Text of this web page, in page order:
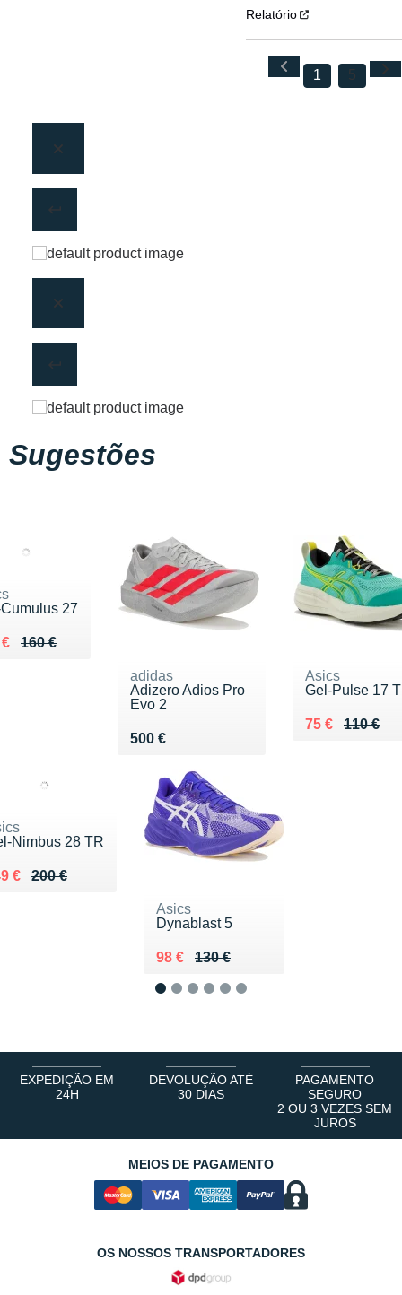
Relatório
1 5
Sugestões
27
160 €
de 160 €
109 €
adidas
Adizero Adios Pro
Evo 2
500 €
Vendu 500 €
Asics
Gel-Pulse 17
110 €
Au lieu de 110
75 €
Vendu 75 €
Nimbus 28 TR
200 €
lieu de 200 €
€ 149 €
Asics
Dynablast 5
130 €
Au lieu de 130 €
98 €
Vendu 98 €
EXPEDIÇÃO EM
24H
DEVOLUÇÃO ATÉ
30 DIAS
PAGAMENTO
SEGURO
2 OU 3 VEZES SEM
JUROS
MEIOS DE PAGAMENTO
OS NOSSOS TRANSPORTADORES